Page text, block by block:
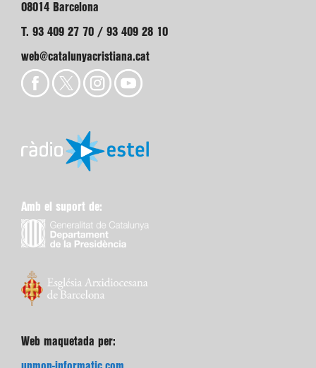
08014 Barcelona
T. 93 409 27 70 / 93 409 28 10
web@catalunyacristiana.cat
Amb el suport de:
Web maquetada per: